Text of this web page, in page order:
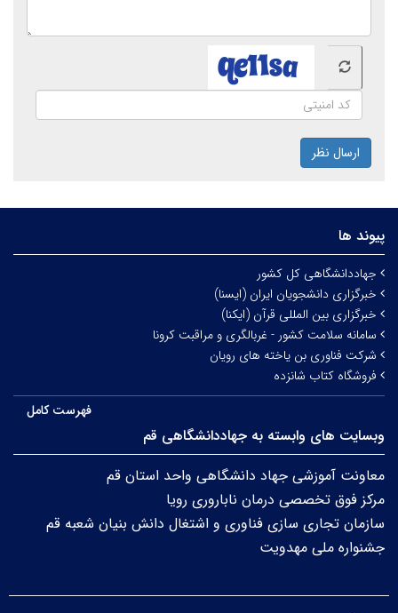
ارسال نظر
پیوند ها
جهاددانشگاهی کل کشور
خبرگزاری دانشجویان ایران (ایسنا)
خبرگزاری بین المللی قرآن (ایکنا)
سامانه سلامت کشور - غربالگری و مراقبت کرونا
شرکت فناوری بن یاخته های رویان
فروشگاه کتاب شانزده
فهرست کامل
وبسایت های وابسته به جهاددانشگاهی قم
معاونت آموزشی جهاد دانشگاهی واحد استان قم
مرکز فوق تخصصی درمان ناباروری رویا
سازمان تجاری سازی فناوری و اشتغال دانش بنیان شعبه قم
جشنواره ملی مهدویت